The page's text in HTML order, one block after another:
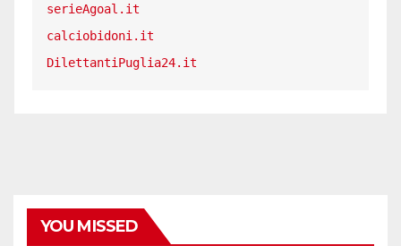
serieAgoal.it
calciobidoni.it
DilettantiPuglia24.it
YOU MISSED